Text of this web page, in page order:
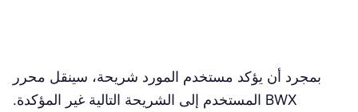
بمجرد أن يؤكد مستخدم المورد شريحة، سينقل محرر
BWX المستخدم إلى الشريحة التالية غير المؤكدة.